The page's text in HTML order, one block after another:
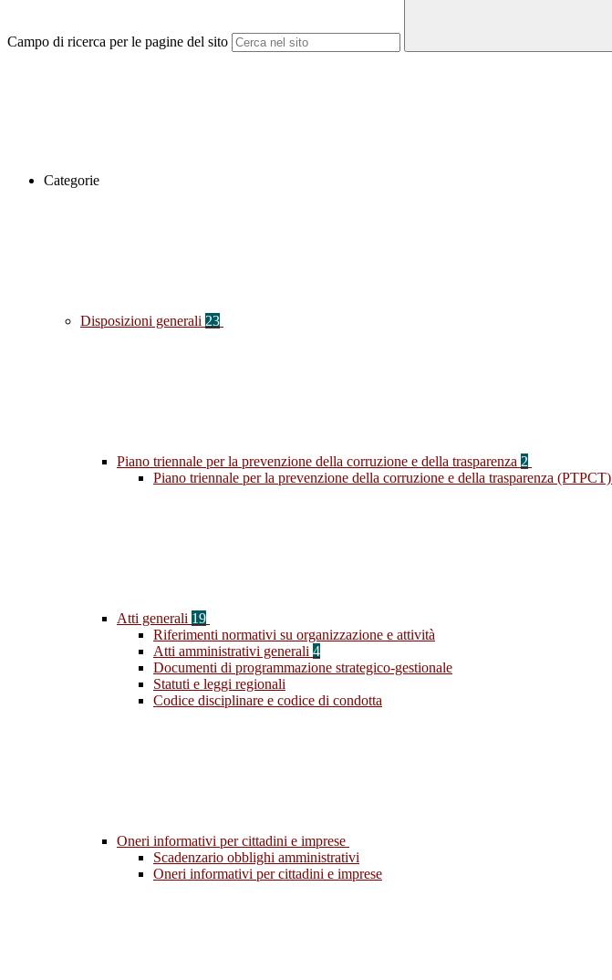
Campo di ricerca per le pagine del sito
Categorie
Disposizioni generali 23
Piano triennale per la prevenzione della corruzione e della trasparenza 2
Piano triennale per la prevenzione della corruzione e della trasparenza (PTPCT)
Atti generali 19
Riferimenti normativi su organizzazione e attività
Atti amministrativi generali 4
Documenti di programmazione strategico-gestionale
Statuti e leggi regionali
Codice disciplinare e codice di condotta
Oneri informativi per cittadini e imprese
Scadenzario obblighi amministrativi
Oneri informativi per cittadini e imprese